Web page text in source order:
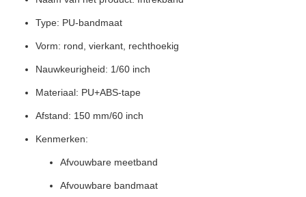
Type: PU-bandmaat
Vorm: rond, vierkant, rechthoekig
Nauwkeurigheid: 1/60 inch
Materiaal: PU+ABS-tape
Afstand: 150 mm/60 inch
Kenmerken:
Afvouwbare meetband
Afvouwbare bandmaat